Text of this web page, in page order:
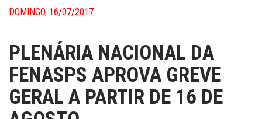
DOMINGO, 16/07/2017
PLENÁRIA NACIONAL DA
FENASPS APROVA GREVE
GERAL A PARTIR DE 16 DE